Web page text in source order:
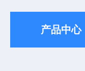
产品中心